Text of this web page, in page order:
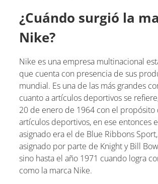
¿Cuándo surgió la
Nike?
Nike es una empresa multinacional
que cuenta con presencia de sus
mundial. Es una de las más grandes
cuanto a artículos deportivos se
20 de enero de 1964 con el
artículos deportivos, en ese entonces
asignado era el de Blue Ribbons
asignado por parte de Knight y Bill
sino hasta el año 1971 cuando logra
como la marca Nike.